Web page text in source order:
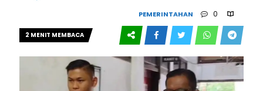
PEMERINTAHAN 0
239
2 MENIT MEMBACA